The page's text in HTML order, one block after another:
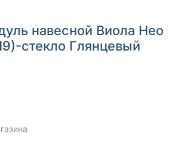
навесной Виола Нео
стекло Глянцевый